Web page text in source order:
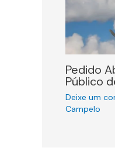
Pedido
Público
Deixe um
Campelo